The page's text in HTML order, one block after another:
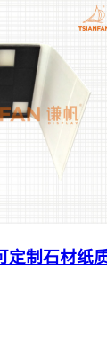
定制石材纸